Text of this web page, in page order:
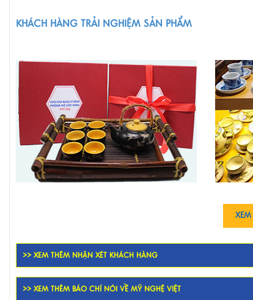
KHÁCH HÀNG TRẢI NGHIỆM SẢN PHẨM
XEM
>> XEM THÊM NHẬN XÉT KHÁCH HÀNG
>> XEM THÊM BÁO CHÍ NÓI VỀ MỸ NGHỆ VIỆT